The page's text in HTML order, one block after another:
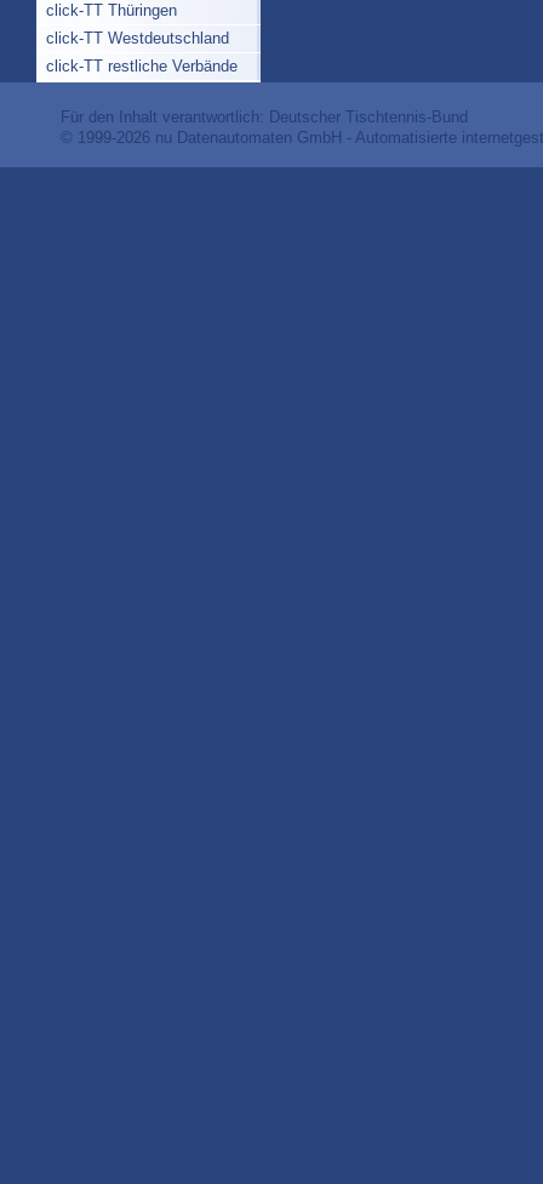
click-TT Thüringen
click-TT Westdeutschland
click-TT restliche Verbände
Für den Inhalt verantwortlich: Deutscher Tischtennis-Bund
© 1999-2026 nu Datenautomaten GmbH - Automatisierte